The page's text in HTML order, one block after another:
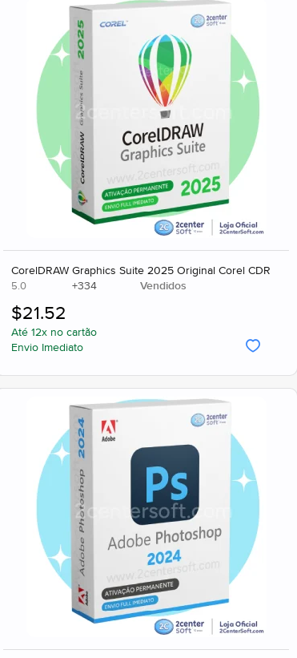
CorelDRAW Graphics Suite 2025 Original Corel CDR
5.0 +334 Vendidos
Até 12x no cartão
Envio Imediato
$21.52